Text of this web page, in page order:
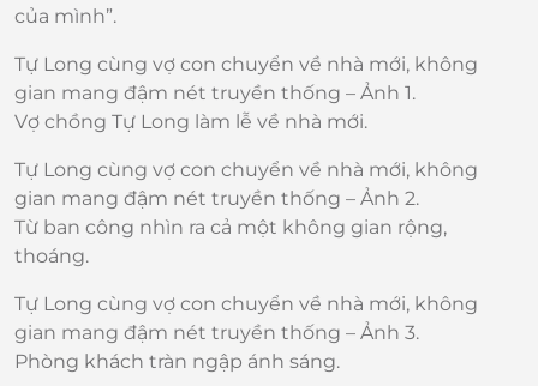
của mình”.
Tự Long cùng vợ con chuyển về nhà mới, không
gian mang đậm nét truyền thống – Ảnh 1.
Vợ chồng Tự Long làm lễ về nhà mới.
Tự Long cùng vợ con chuyển về nhà mới, không
gian mang đậm nét truyền thống – Ảnh 2.
Từ ban công nhìn ra cả một không gian rộng,
thoáng.
Tự Long cùng vợ con chuyển về nhà mới, không
gian mang đậm nét truyền thống – Ảnh 3.
Phòng khách tràn ngập ánh sáng.